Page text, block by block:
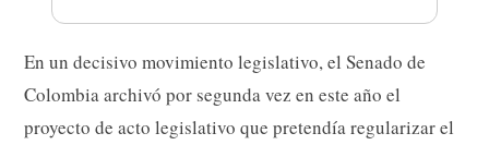
En un decisivo movimiento legislativo, el Senado de
Colombia archivó por segunda vez en este año el
proyecto de acto legislativo que pretendía regularizar el